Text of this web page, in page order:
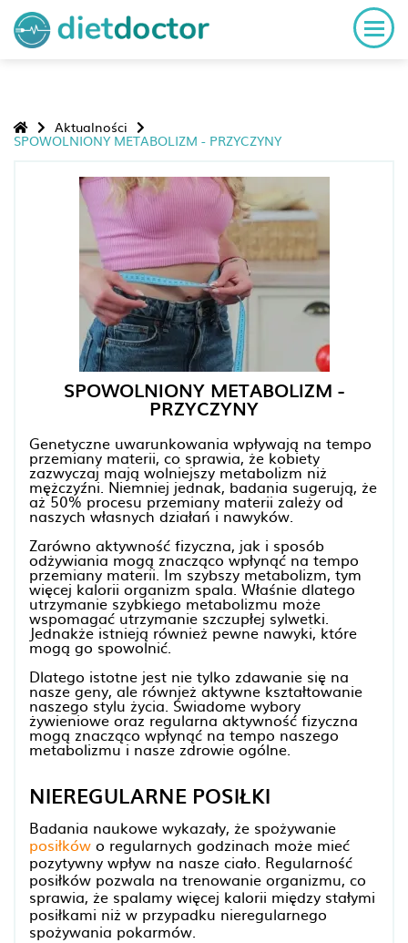
Aktualności
SPOWOLNIONY METABOLIZM - PRZYCZYNY
SPOWOLNIONY METABOLIZM -
PRZYCZYNY
Genetyczne uwarunkowania wpływają na tempo
przemiany materii, co sprawia, że kobiety
zazwyczaj mają wolniejszy metabolizm niż
mężczyźni. Niemniej jednak, badania sugerują, że
aż 50% procesu przemiany materii zależy od
naszych własnych działań i nawyków.
Zarówno aktywność fizyczna, jak i sposób
odżywiania mogą znacząco wpłynąć na tempo
przemiany materii. Im szybszy metabolizm, tym
więcej kalorii organizm spala. Właśnie dlatego
utrzymanie szybkiego metabolizmu może
wspomagać utrzymanie szczupłej sylwetki.
Jednakże istnieją również pewne nawyki, które
mogą go spowolnić.
Dlatego istotne jest nie tylko zdawanie się na
nasze geny, ale również aktywne kształtowanie
naszego stylu życia. Świadome wybory
żywieniowe oraz regularna aktywność fizyczna
mogą znacząco wpłynąć na tempo naszego
metabolizmu i nasze zdrowie ogólne.
NIEREGULARNE POSIŁKI
Badania naukowe wykazały, że spożywanie
posiłków o regularnych godzinach może mieć
pozytywny wpływ na nasze ciało. Regularność
posiłków pozwala na trenowanie organizmu, co
sprawia, że spalamy więcej kalorii między stałymi
posiłkami niż w przypadku nieregularnego
spożywania pokarmów.